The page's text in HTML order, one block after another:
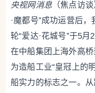
央视网消息 （焦点访
·魔都号”成功运营后
轮“爱达·花城号”于5
在中船集团上海外高
为造船工业“皇冠上的
船实力的标志之一。